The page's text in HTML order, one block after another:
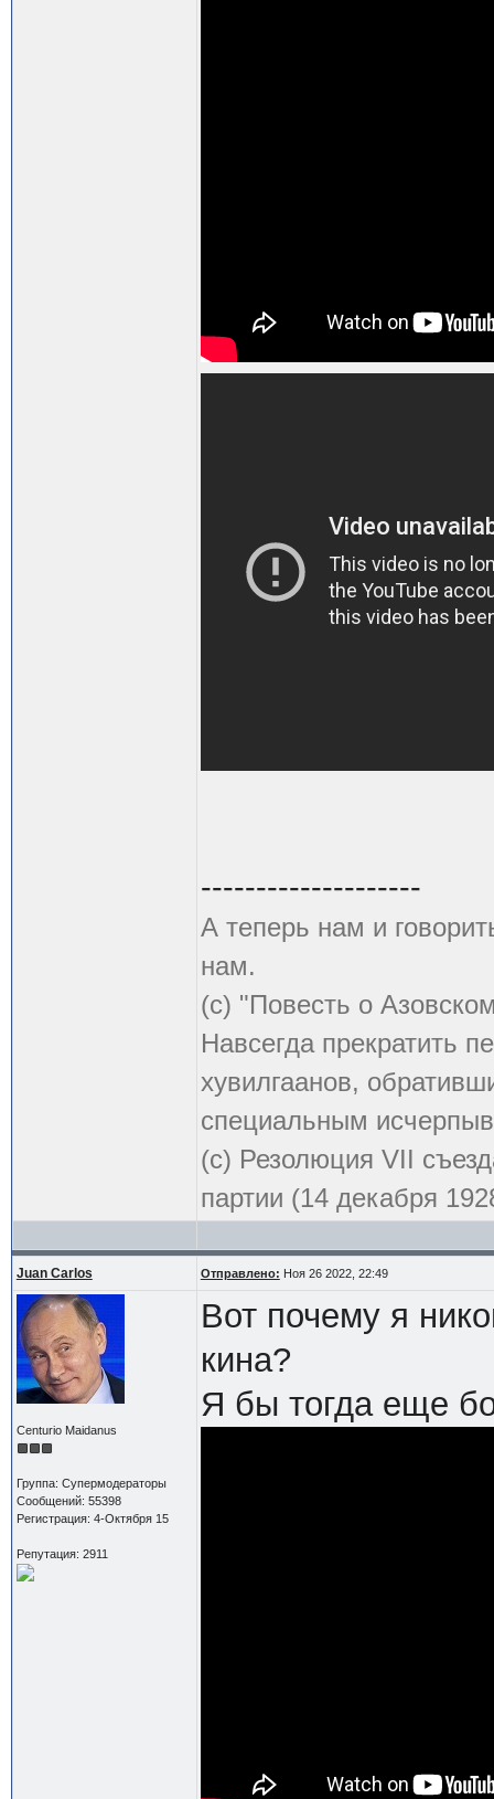
--------------------
А теперь нам и
нам.
(с) "Повесть о
Навсегда прекратить
хувилгаанов,
специальным
(с) Резолюция VII
партии (14 декабря
Juan Carlos Отправлено: Ноя 26 2022, 22:49
Centurio Maidanus
Группа: Супермодераторы
Сообщений: 55398
Регистрация: 4-Октября 15
Репутация: 2911
Вот почему я
кина?
Я бы тогда еще